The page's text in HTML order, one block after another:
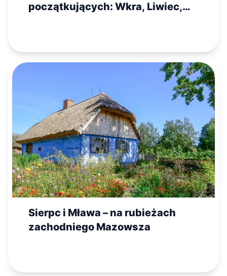
początkujących: Wkra, Liwiec,
Sierpc i Mława – na rubieżach
zachodniego Mazowsza